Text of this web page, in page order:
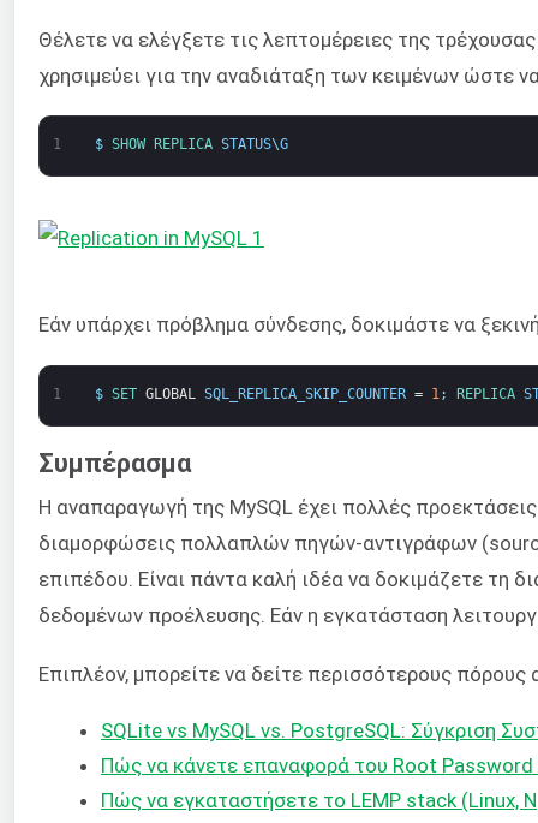
Θέλετε να ελέγξετε τις λεπτομέρειες της
χρησιμεύει για την αναδιάταξη των κειμένων ώστε
1 $ SHOW REPLICA STATUS\G
Εάν υπάρχει πρόβλημα σύνδεσης, δοκιμάστε να
1 $ SET GLOBAL SQL_REPLICA_SKIP_COUNTER = 1; REPLICA
Συμπέρασμα
Η αναπαραγωγή της MySQL έχει πολλές
διαμορφώσεις πολλαπλών πηγών-αντιγράφων
επιπέδου. Είναι πάντα καλή ιδέα να δοκιμάζετε τη
δεδομένων προέλευσης. Εάν η εγκατάσταση
Επιπλέον, μπορείτε να δείτε περισσότερους
SQLite vs MySQL vs. PostgreSQL: Σύγκριση
Πώς να κάνετε επαναφορά του Root Password
Πώς να εγκαταστήσετε το LEMP stack (Linux,